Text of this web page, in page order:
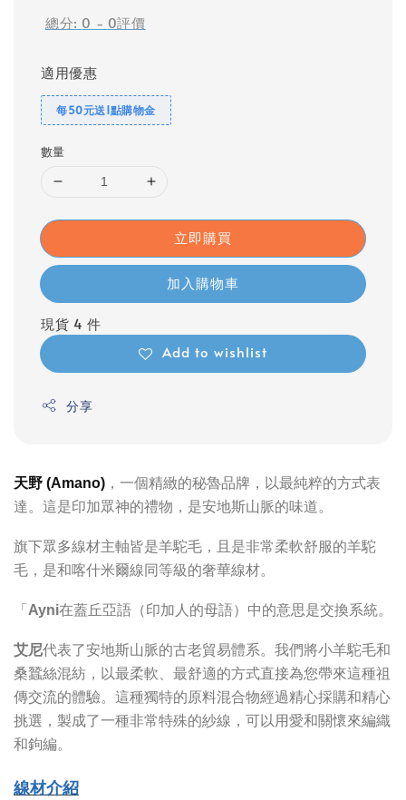
總分: 0 - 0評價
適用優惠
每50元送1點購物金
數量
立即購買
加入購物車
現貨 4 件
Add to wishlist
分享
天野 (Amano) ，一個精緻的秘魯品牌，以最純粹的方式表
達。這是印加眾神的禮物，是安地斯山脈的味道。
旗下眾多線材主軸皆是羊駝毛，且是非常柔軟舒服的羊駝
毛，是和喀什米爾線同等級的奢華線材。
「 Ayni在蓋丘亞語（印加人的母語）中的意思是交換系統。
艾尼代表了安地斯山脈的古老貿易體系。我們將小羊駝毛和
桑蠶絲混紡，以最柔軟、最舒適的方式直接為您帶來這種祖
傳交流的體驗。這種獨特的原料混合物經過精心採購和精心
挑選，製成了一種非常特殊的紗線，可以用愛和關懷來編織
和鉤編。
線材介紹